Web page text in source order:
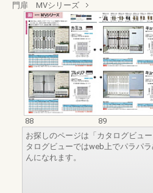
門扉 MVシリーズ
88
89
お探しのページは「カタログビュ
タログビューではweb上でパラパ
んになれます。